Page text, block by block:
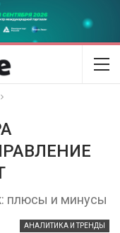
плюсы и минусы
АНАЛИТИКА И ТРЕНДЫ